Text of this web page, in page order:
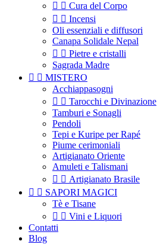
  Cura del Corpo
  Incensi
Oli essenziali e diffusori
Canapa Solidale Nepal
  Pietre e cristalli
Sagrada Madre
  MISTERO
Acchiappasogni
  Tarocchi e Divinazione
Tamburi e Sonagli
Pendoli
Tepi e Kuripe per Rapé
Piume cerimoniali
Artigianato Oriente
Amuleti e Talismani
  Artigianato Brasile
  SAPORI MAGICI
Tè e Tisane
  Vini e Liquori
Contatti
Blog